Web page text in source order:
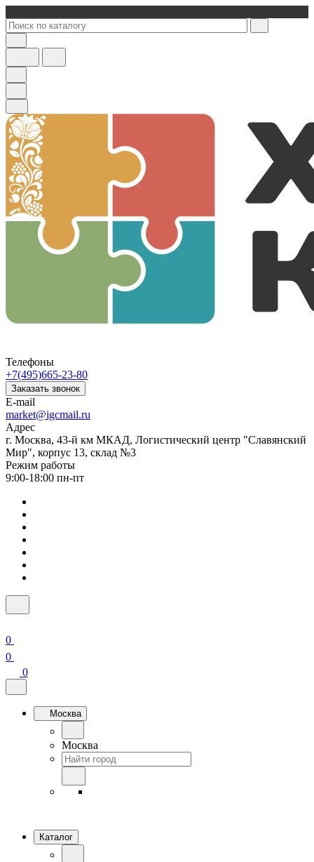
Телефоны
+7(495)665-23-80
Заказать звонок
E-mail
market@igcmail.ru
Адрес
г. Москва, 43-й км МКАД, Логистический центр "Славянский
Мир", корпус 13, склад №3
Режим работы
9:00-18:00 пн-пт
0
0
0
Москва
Москва
Каталог